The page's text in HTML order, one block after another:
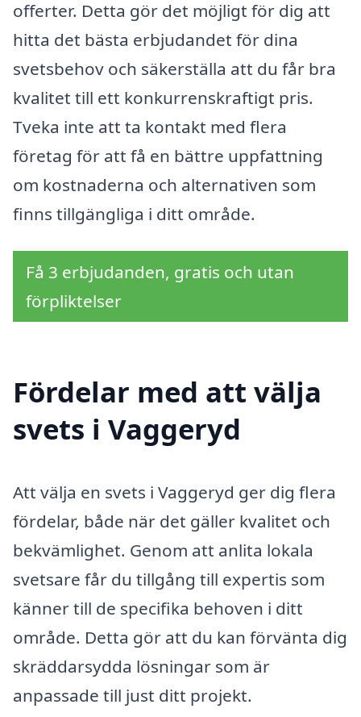
offerter. Detta gör det möjligt för dig att
hitta det bästa erbjudandet för dina
svetsbehov och säkerställa att du får bra
kvalitet till ett konkurrenskraftigt pris.
Tveka inte att ta kontakt med flera
företag för att få en bättre uppfattning
om kostnaderna och alternativen som
finns tillgängliga i ditt område.
Få 3 erbjudanden, gratis och utan
förpliktelser
Fördelar med att välja
svets i Vaggeryd
Att välja en svets i Vaggeryd ger dig flera
fördelar, både när det gäller kvalitet och
bekvämlighet. Genom att anlita lokala
svetsare får du tillgång till expertis som
känner till de specifika behoven i ditt
område. Detta gör att du kan förvänta dig
skräddarsydda lösningar som är
anpassade till just ditt projekt.